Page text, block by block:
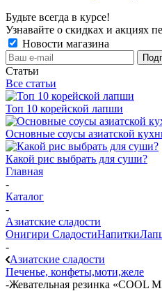
Будьте всегда в курсе!
Узнавайте о скидках и акциях
Новости магазина
Статьи
Все статьи
Топ 10 корейской лапши
Основные соусы азиатской
Какой рис выбрать для суши?
Главная
-
Каталог
-
Азиатские сладости
Онигири СладостиНапитки
-
Азиатские сладости
Печенье, конфеты,моти,желе
-Жевательная резинка «COOL